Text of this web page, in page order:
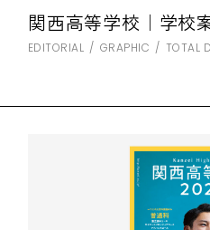
関西高等学校｜学校
EDITORIAL GRAPHIC TOTAL